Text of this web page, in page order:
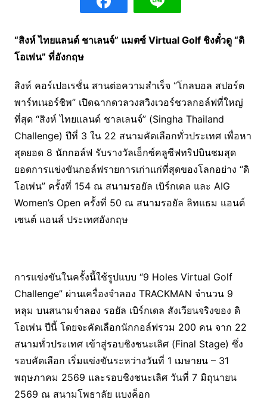
“สิงห์ ไทยแลนด์ ชาเลนจ์” แมตซ์ Virtual Golf ชิงตั๋วดู “ดิ
โอเพ่น” ที่อังกฤษ
สิงห์ คอร์เปอเรชั่น สานต่อความสำเร็จ “โกลบอล สปอร์ต
พาร์ทเนอร์ชิพ” เปิดฉากดวลวงสวิงเวอร์ชวลกอล์ฟที่ใหญ่
ที่สุด “สิงห์ ไทยแลนด์ ชาลเลนจ์” (Singha Thailand
Challenge) ปีที่ 3 ใน 22 สนามคัดเลือกทั่วประเทศ เพื่อหา
สุดยอด 8 นักกอล์ฟ รับรางวัลเอ็กซ์คลูซีฟทริปบินชมสุด
ยอดการแข่งขันกอล์ฟรายการเก่าแก่ที่สุดของโลกอย่าง “ดิ
โอเพ่น” ครั้งที่ 154 ณ สนามรอยัล เบิร์กเดล และ AIG
Women’s Open ครั้งที่ 50 ณ สนามรอยัล ลิทแธม แอนด์
เซนต์ แอนส์ ประเทศอังกฤษ
การแข่งขันในครั้งนี้ใช้รูปแบบ “9 Holes Virtual Golf
Challenge” ผ่านเครื่องจำลอง TRACKMAN จำนวน 9
หลุม บนสนามจำลอง รอยัล เบิร์กเดล สังเวียนจริงของ ดิ
โอเพ่น ปีนี้ โดยจะคัดเลือกนักกอล์ฟรวม 200 คน จาก 22
สนามทั่วประเทศ เข้าสู่รอบชิงชนะเลิศ (Final Stage) ซึ่ง
รอบคัดเลือก เริ่มแข่งขันระหว่างวันที่ 1 เมษายน – 31
พฤษภาคม 2569 และรอบชิงชนะเลิศ วันที่ 7 มิถุนายน
2569 ณ สนามโพธาลัย แบงค็อก